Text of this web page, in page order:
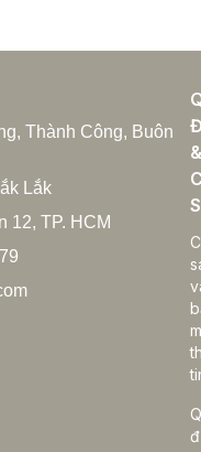
hiện đại năm 2025
hợp phong thủy
Thành Công, Buôn
Lắk
12, TP. HCM
&